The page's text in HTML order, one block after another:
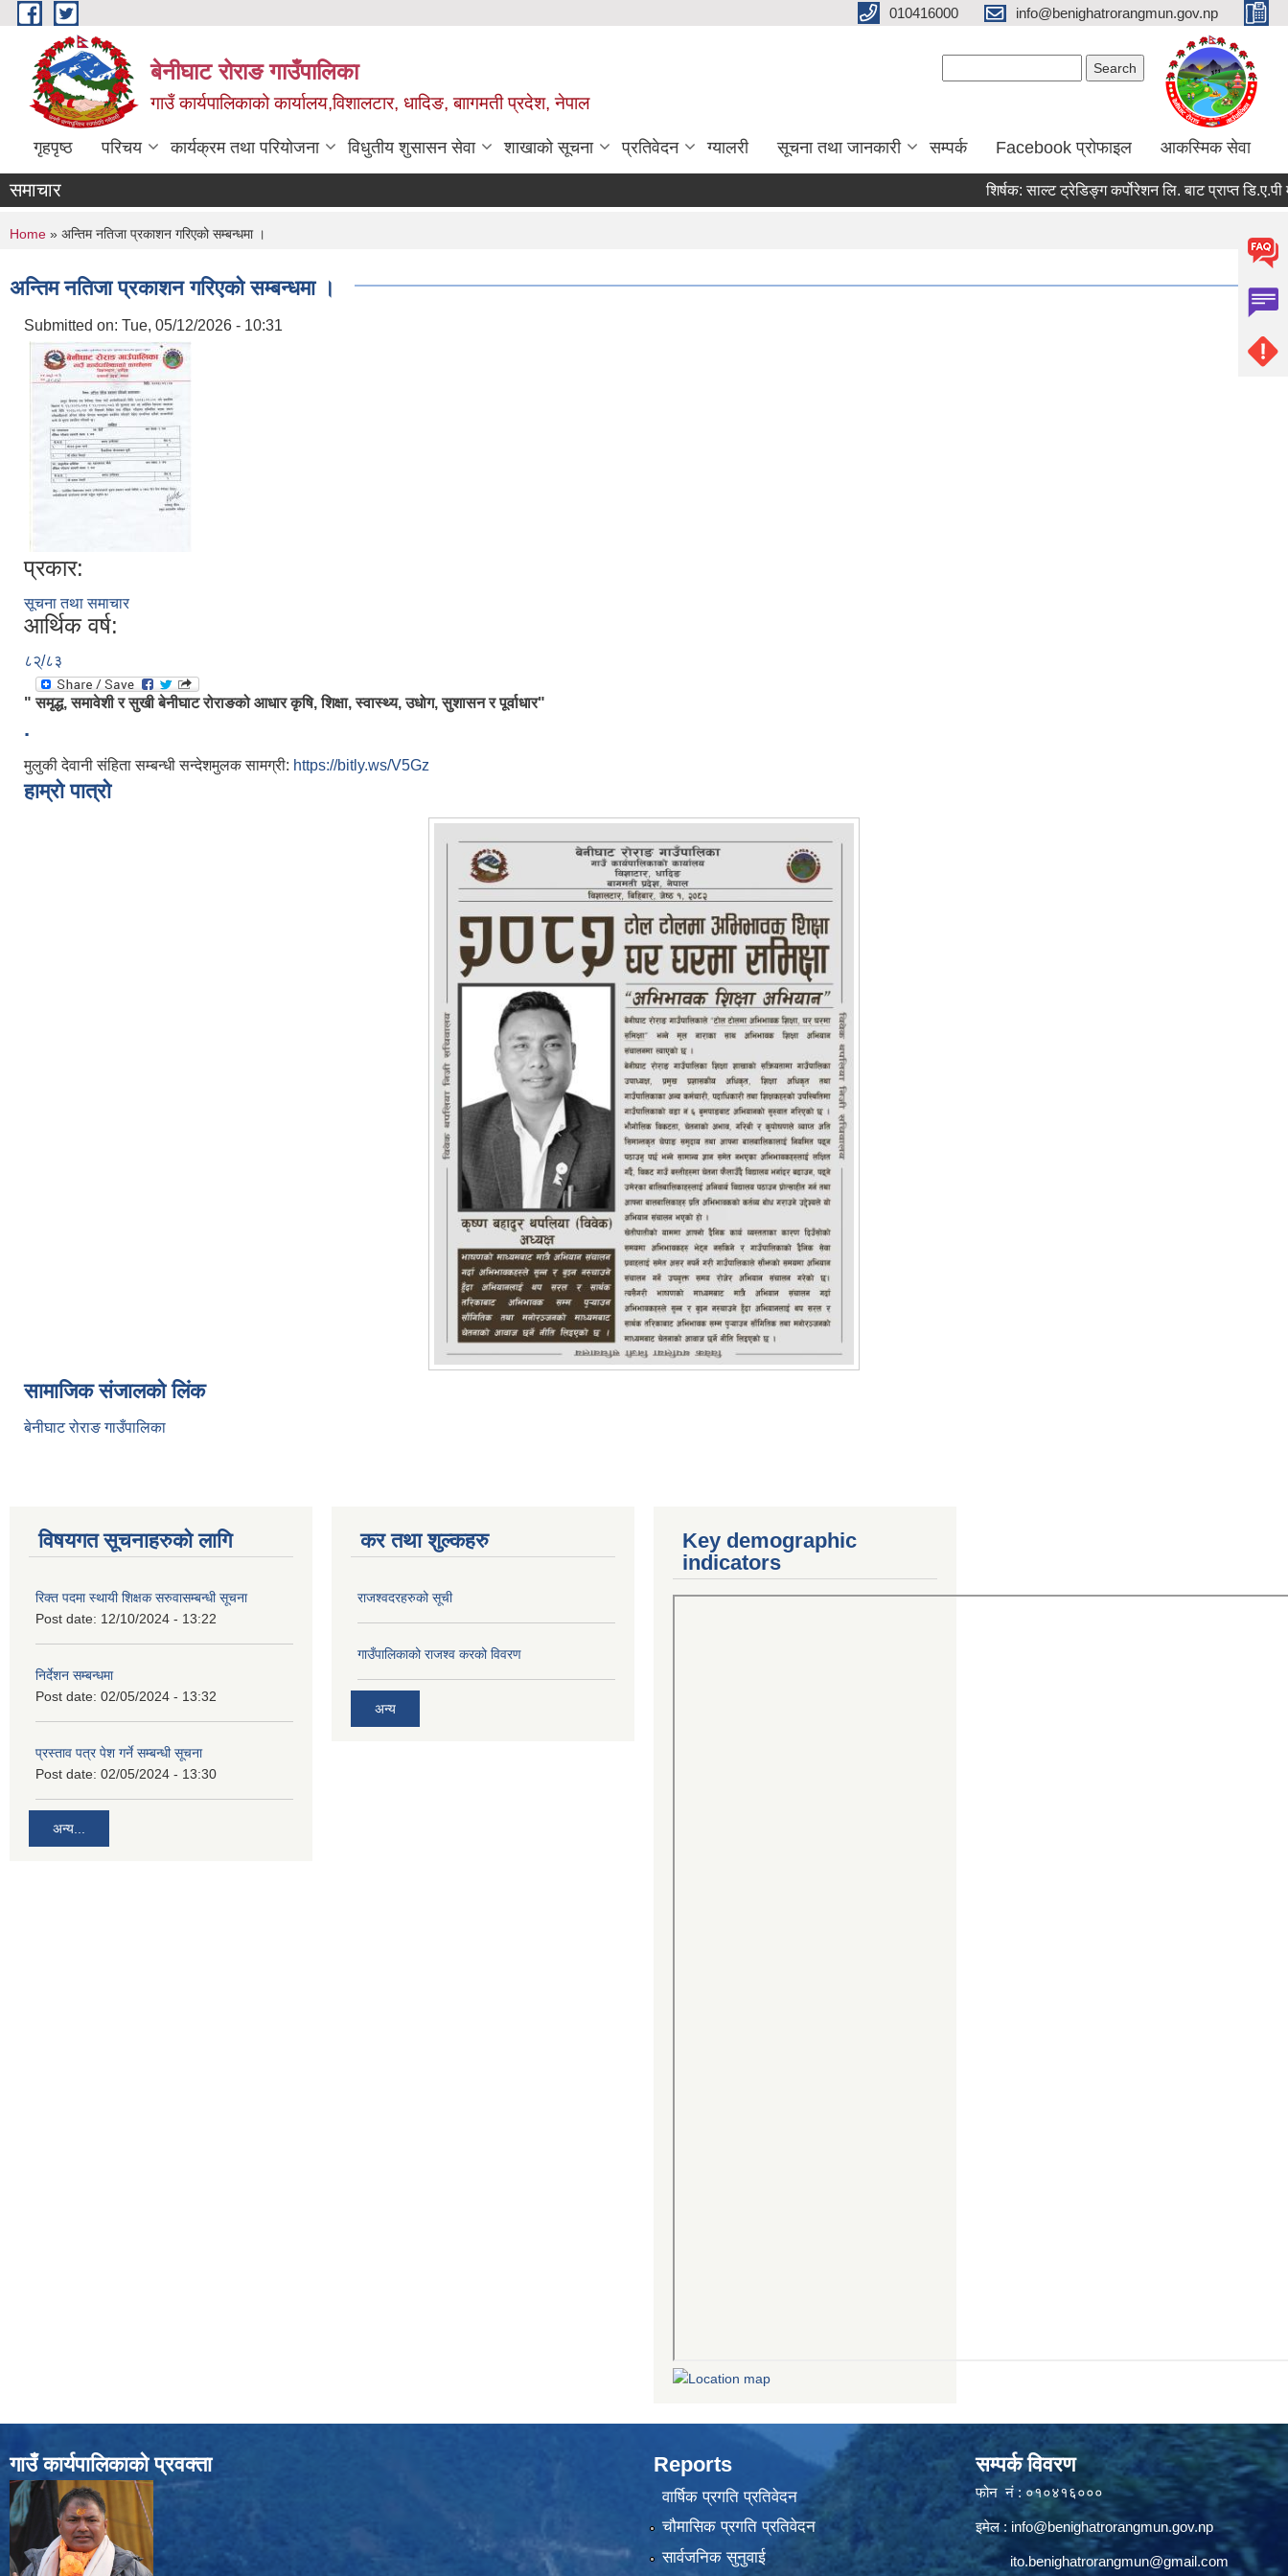
Skip to main content 010416000 info@benighatrorangmun.gov.np
बेनीघाट रोराङ गाउँपालिका
गाउँ कार्यपालिकाको कार्यालय,विशालटार, धादिङ, बाागमती प्रदेश, नेपाल
गृहपृष्ठ परिचय कार्यक्रम तथा परियोजना विधुतीय शुसासन सेवा शाखाको सूचना प्रतिवेदन ग्यालरी सूचना तथा जानकारी सम्पर्क Facebook प्रोफाइल आकस्मिक सेवा
समाचार शिर्षक:साल्ट ट्रेडिङ्ग कर्पोरेशन लि. बाट प्राप्त डि.ए.पी मलको
You are here
Home » अन्तिम नतिजा प्रकाशन गरिएको सम्बन्धमा ।
अन्तिम नतिजा प्रकाशन गरिएको सम्बन्धमा ।
Submitted on: Tue, 05/12/2026 - 10:31
प्रकार:
सूचना तथा समाचार
आर्थिक वर्ष:
८२्/८३
" समृद्ध, समावेशी र सुखी बेनीघाट रोराङको आधार कृषि, शिक्षा, स्वास्थ्य, उधोग, सुशासन र पूर्वाधार"
.
मुलुकी देवानी संहिता सम्बन्धी सन्देशमुलक सामग्री: https://bitly.ws/V5Gz
हाम्रो पात्रो
सामाजिक संजालको लिंक
बेनीघाट रोराङ गाउँपालिका
विषयगत सूचनाहरुको लागि
रिक्त पदमा स्थायी शिक्षक सरुवासम्बन्धी सूचना
Post date: 12/10/2024 - 13:22
निर्देशन सम्बन्धमा
Post date: 02/05/2024 - 13:32
प्रस्ताव पत्र पेश गर्ने सम्बन्धी सूचना
Post date: 02/05/2024 - 13:30
अन्य...
कर तथा शुल्कहरु
राजश्वदरहरुको सूची
गाउँपालिकाको राजश्व करको विवरण
अन्य
Key demographic
indicators
गाउँ कार्यपालिकाको प्रवक्ता Reports
वार्षिक प्रगति प्रतिवेदन
चौमासिक प्रगति प्रतिवेदन
सार्वजनिक सुनुवाई
सम्पर्क विवरण
फोन नं : ०१०४१६०००
इमेल : info@benighatrorangmun.gov.np
ito.benighatrorangmun@gmail.com